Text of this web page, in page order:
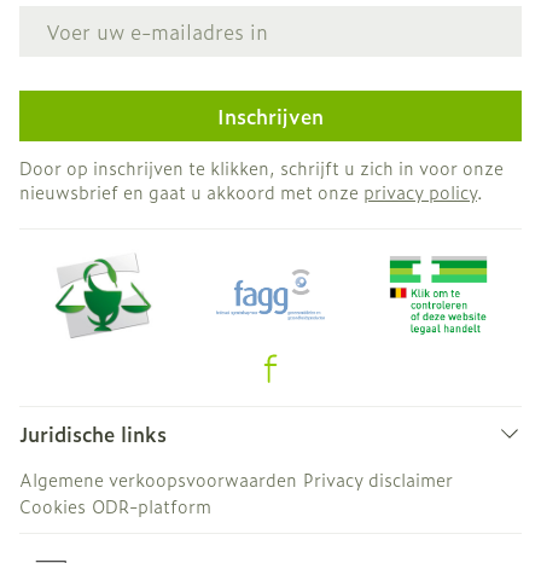
Inschrijven
Door op inschrijven te klikken, schrijft u zich in voor onze
nieuwsbrief en gaat u akkoord met onze privacy policy.
Juridische links
Algemene verkoopsvoorwaarden Privacy disclaimer
Cookies ODR-platform